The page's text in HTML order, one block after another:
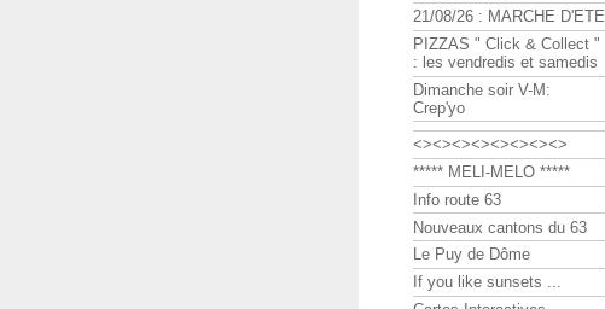
21/08/26 : MARCHE D'ETE
PIZZAS " Click & Collect "
: les vendredis et samedis
Dimanche soir V-M:
Crep'yo
<><><><><><><><>
***** MELI-MELO *****
Info route 63
Nouveaux cantons du 63
Le Puy de Dôme
If you like sunsets ...